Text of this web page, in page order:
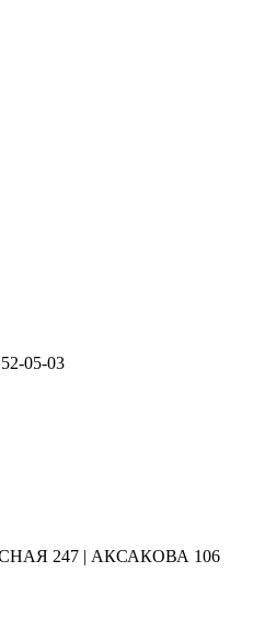
05-03
247 | АКСАКОВА 106